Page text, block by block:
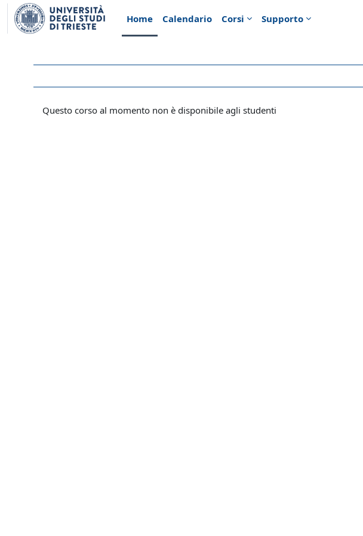
Vai al contenuto principale
Home
Calendario Corsi Supporto
Questo corso al momento non è disponibile agli studenti